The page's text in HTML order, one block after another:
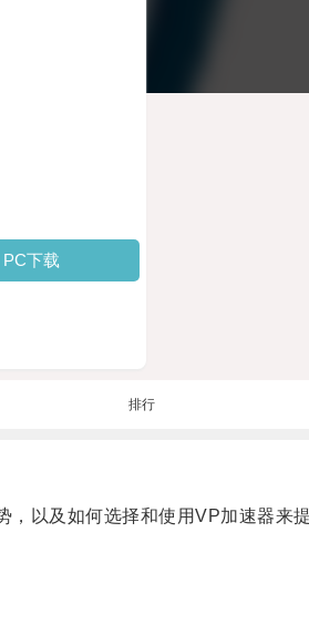
PC下载
排行
以及如何选择和使用VP加速器来